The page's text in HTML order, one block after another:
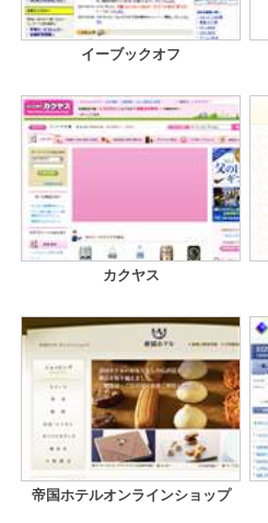
イーブックオフ
カクヤス
帝国ホテルオンラインショップ